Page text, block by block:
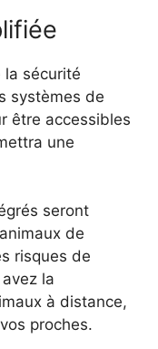
la sécurité
systèmes de
être accessibles
une
seront
de
risques de
la
à distance,
proches.